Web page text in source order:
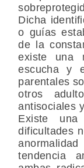
Dicha
o guías
de la
existe una
escucha y
parentales
otros
antisociales
Existe
dificultades
tendencia